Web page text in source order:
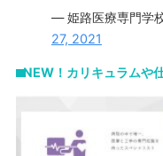
— 姫路医療専門学
27, 2021
⬛︎NEW！カリキュラムや